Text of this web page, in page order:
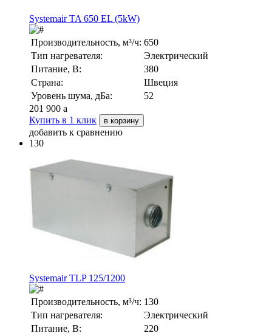
Systemair TA 650 EL (5kW)
Производительность, м³/ч: 650
Тип нагревателя:
Электрический
Питание, В:
380
Страна:
Швеция
Уровень шума, дБа:
52
201 900 a
Купить в 1 клик
в корзину
добавить к сравнению
130
Systemair TLP 125/1200
Производительность, м³/ч: 130
Тип нагревателя:
Электрический
Питание, В:
220